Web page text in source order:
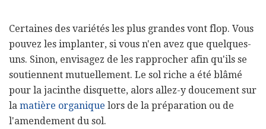
Certaines des variétés les plus grandes vont flop. Vous
pouvez les implanter, si vous n'en avez que quelques-
uns. Sinon, envisagez de les rapprocher afin qu'ils se
soutiennent mutuellement. Le sol riche a été blâmé
pour la jacinthe disquette, alors allez-y doucement sur
la matière organique lors de la préparation ou de
l'amendement du sol.